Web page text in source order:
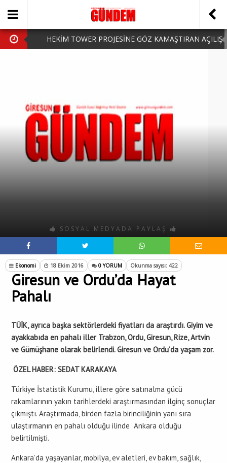
HEKİM TOWER PROJESİNE GÖZ KAMAŞTIRAN AÇILIŞ
HARUN CİCİ: VİDEOYU GÖRÜNCE GÖZLERİM DOLDU
SOSYAL MEDYADA PAYLAŞ
Ekonomi 18 Ekim 2016 0 YORUM Okunma sayısı: 422
Giresun ve Ordu’da Hayat
Pahalı
TÜİK, ayrıca başka sektörlerdeki fiyatları da araştırdı. Giyim ve
ayakkabıda en pahalı iller Trabzon, Ordu, Giresun, Rize, Artvin
ve Gümüşhane olarak belirlendi. Giresun ve Ordu’da yaşam zor.
ÖZEL HABER: SEDAT KARAKAYA
Türkiye İstatistik Kurumu, illere göre satınalma gücü
rakamlarının yakın tarihlerdeki araştırmasından ilginç sonuçlar
çıkmıştı. Araştırmada, birden fazla birinciliğinin yanı sıra
ulaştırmanın en pahalı olduğu ilinde Ankara olduğu
belirtilmişti.
Ankara’da yaşayanlar, mobilya, ev aletleri, ev bakım, sağlık,